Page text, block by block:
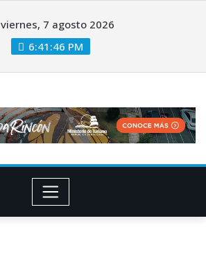
viernes, 7 agosto 2026
6:41:47 PM